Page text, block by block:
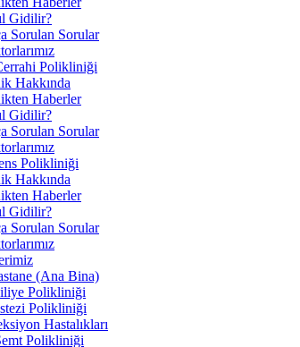
Gidilir?
Sorulan Sorular
Polikliniği
Hakkında
Haberler
Gidilir?
Sorulan Sorular
Polikliniği
Hakkında
Haberler
Gidilir?
Sorulan Sorular
(Ana Bina)
Polikliniği
Polikliniği
Hastalıkları
Polikliniği